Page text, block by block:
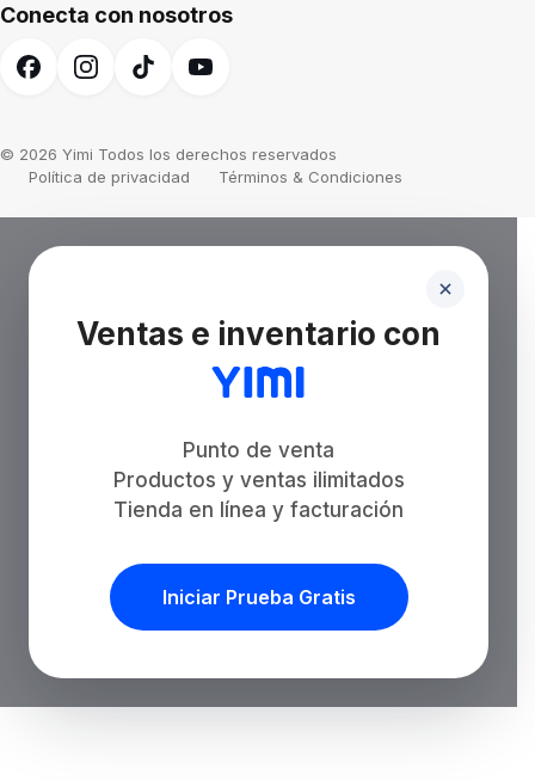
Conecta con nosotros
© 2026 Yimi Todos los derechos reservados
Política de privacidad
Términos & Condiciones
Ventas e inventario con
Punto de venta
Productos y ventas ilimitados
Tienda en línea y facturación
Iniciar Prueba Gratis